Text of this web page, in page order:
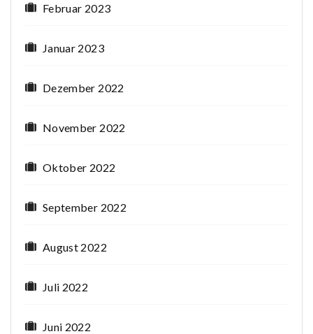
Februar 2023
Januar 2023
Dezember 2022
November 2022
Oktober 2022
September 2022
August 2022
Juli 2022
Juni 2022